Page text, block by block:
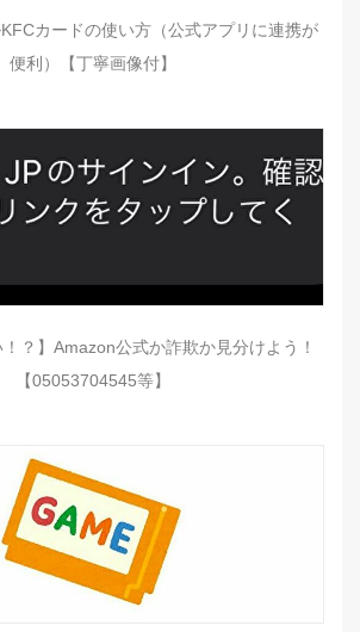
KFCカードの使い方（公式アプリに連携が
便利）【丁寧画像付】
！？】Amazon公式か詐欺か見分けよう！
【05053704545等】